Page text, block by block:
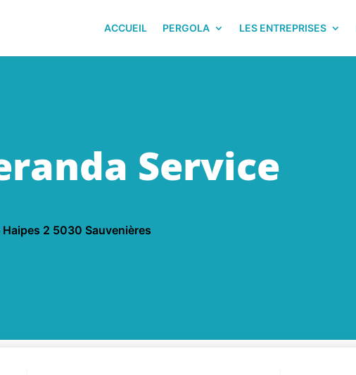
ACCUEIL PERGOLA LES ENTREPRISES
Service
Haipes 2 5030 Sauvenières